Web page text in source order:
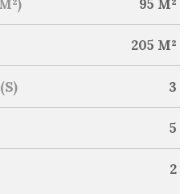
95 M²
205 M²
3
5
2